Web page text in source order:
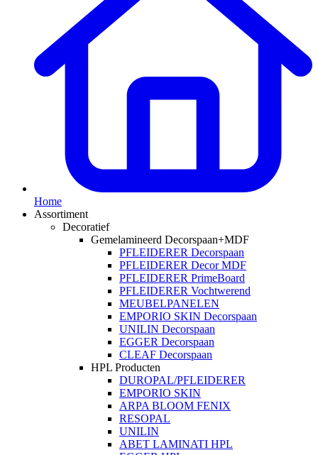
Home
Assortiment
Decoratief
Gemelamineerd Decorspaan+MDF
PFLEIDERER Decorspaan
PFLEIDERER Decor MDF
PFLEIDERER PrimeBoard
PFLEIDERER Vochtwerend
MEUBELPANELEN
EMPORIO SKIN Decorspaan
UNILIN Decorspaan
EGGER Decorspaan
CLEAF Decorspaan
HPL Producten
DUROPAL/PFLEIDERER
EMPORIO SKIN
ARPA BLOOM FENIX
RESOPAL
UNILIN
ABET LAMINATI HPL